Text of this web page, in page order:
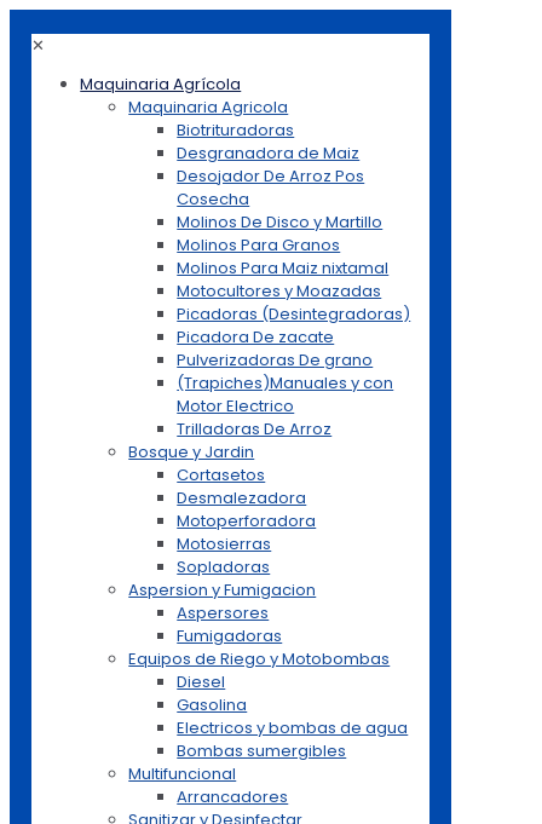
✕
Maquinaria Agrícola
Maquinaria Agricola
Biotrituradoras
Desgranadora de Maiz
Desojador De Arroz Pos
Cosecha
Molinos De Disco y Martillo
Molinos Para Granos
Molinos Para Maiz nixtamal
Motocultores y Moazadas
Picadoras (Desintegradoras)
Picadora De zacate
Pulverizadoras De grano
(Trapiches)Manuales y con
Motor Electrico
Trilladoras De Arroz
Bosque y Jardin
Cortasetos
Desmalezadora
Motoperforadora
Motosierras
Sopladoras
Aspersion y Fumigacion
Aspersores
Fumigadoras
Equipos de Riego y Motobombas
Diesel
Gasolina
Electricos y bombas de agua
Bombas sumergibles
Multifuncional
Arrancadores